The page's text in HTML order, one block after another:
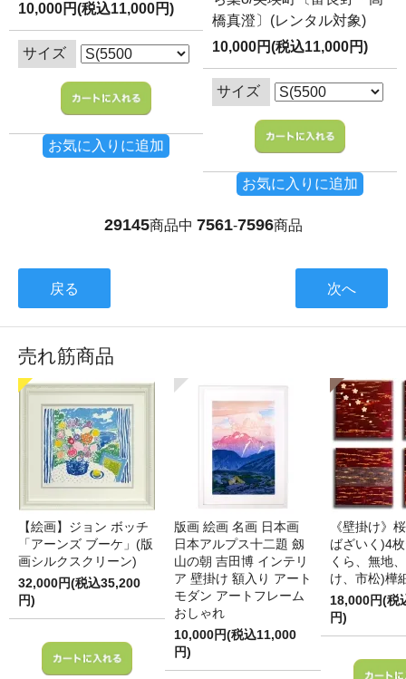
10,000円(税込11,000円)
サイズ
お気に入りに追加
橋真澄〕(レンタル対象)
10,000円(税込11,000円)
サイズ
お気に入りに追加
29145商品中 7561-7596商品
戻る 次へ
売れ筋商品
【絵画】ジョン ボッチ
「アーンズ ブーケ」(版
画シルクスクリーン)
32,000円(税込35,200
円)
版画 絵画 名画 日本画
日本アルプス十二題 劔
山の朝 吉田博 インテリ
ア 壁掛け 額入り アート
モダン アートフレーム
おしゃれ
10,000円(税込11,000
円)
《壁掛け》
ばざいく)4
くら、無地
け、市松)樺
18,000円(税
円)